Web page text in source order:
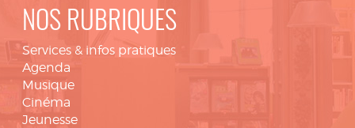
NOS RUBRIQUES
Services & infos pratiques
Agenda
Musique
Cinéma
Jeunesse